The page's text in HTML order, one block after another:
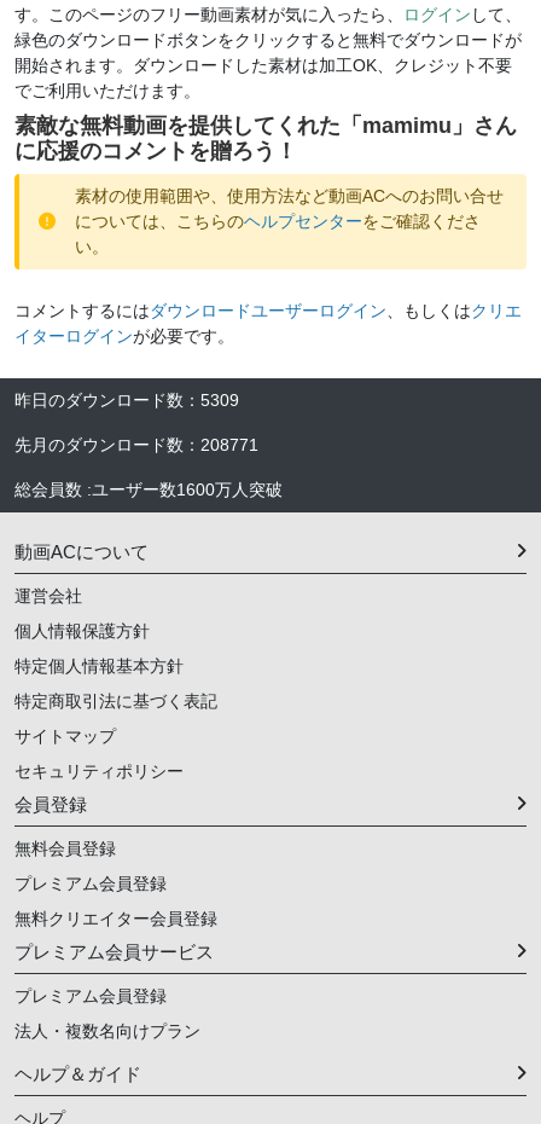
す。このページのフリー動画素材が気に入ったら、
ログイン して、
緑色のダウンロードボタンをクリックすると無料でダウンロードが
開始されます。ダウンロードした素材は加工OK、クレジット不要
でご利用いただけます。
素敵な無料動画を提供してくれた「 mamimu 」さん
に応援のコメントを贈ろう！
素材の使用範囲や、使用方法など動画ACへのお問い合せ
については、こちらのヘルプセンターをご確認くださ
い。
コメントするにはダウンロードユーザーログイン 、もしくはクリエ
イターログインが必要です。
昨日のダウンロード数 ： 5309
先月のダウンロード数 ： 208771
総会員数 :ユーザー数1600万人 突破
動画ACについて
運営会社
個人情報保護方針
特定個人情報基本方針
特定商取引法に基づく表記
サイトマップ
セキュリティポリシー
会員登録
無料会員登録
プレミアム会員登録
無料クリエイター会員登録
プレミアム会員サービス
プレミアム会員登録
法人・複数名向けプラン
ヘルプ＆ガイド
ヘルプ